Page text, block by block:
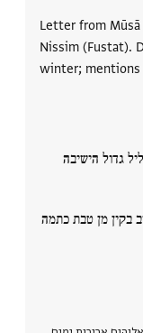
Letter from
Nissim (Fustat).
winter; mentions
גדול הישיבה
בקין מן טבת כתמה